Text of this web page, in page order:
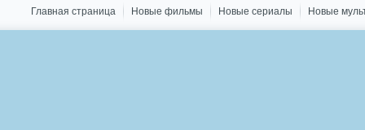
Главная страница Новые фильмы Новые сериалы Новые